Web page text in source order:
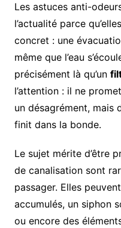
Les astuces anti-
l’actualité parce
concret : une
même que l’eau
précisément là qu’un
l’attention : il ne
un désagrément, mais
finit dans la bonde.
Le sujet mérite d’être
de canalisation sont
passager. Elles
accumulés, un siphon
ou encore des